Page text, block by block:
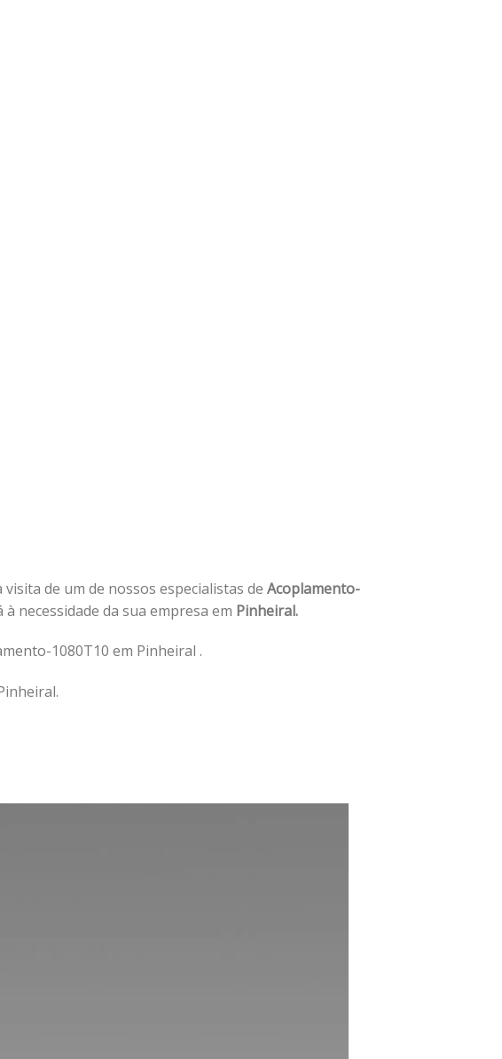
de um de nossos especialistas de Acoplamento-
necessidade da sua empresa em Pinheiral.
1080T10 em Pinheiral .